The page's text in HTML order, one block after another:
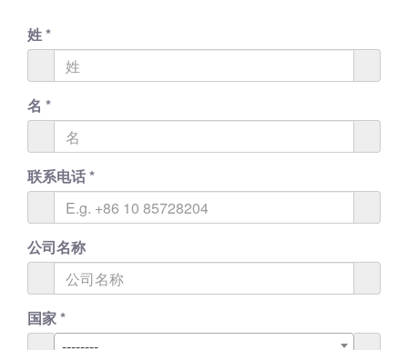
姓*
名 *
联系电话*
公司名称
国家*